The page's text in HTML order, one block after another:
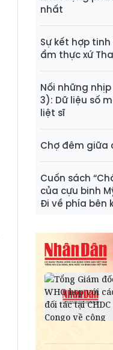
nhất
Sự kết hợp
ẩm thực xứ
Nối những
3): Dữ liệu số
liệt sĩ
Chợ đêm giữa
Cuốn sách
của cựu binh
Đi về phía bên